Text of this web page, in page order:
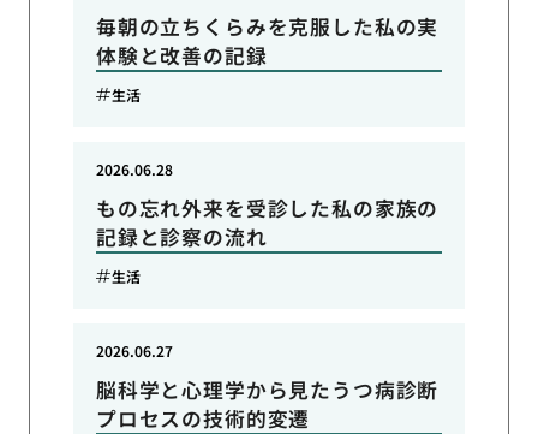
毎朝の立ちくらみを克服した私の実
体験と改善の記録
生活
もの忘れ外来を受診した私の家族の
記録と診察の流れ
2026.06.28
生活
脳科学と心理学から見たうつ病診断
プロセスの技術的変遷
2026.06.27